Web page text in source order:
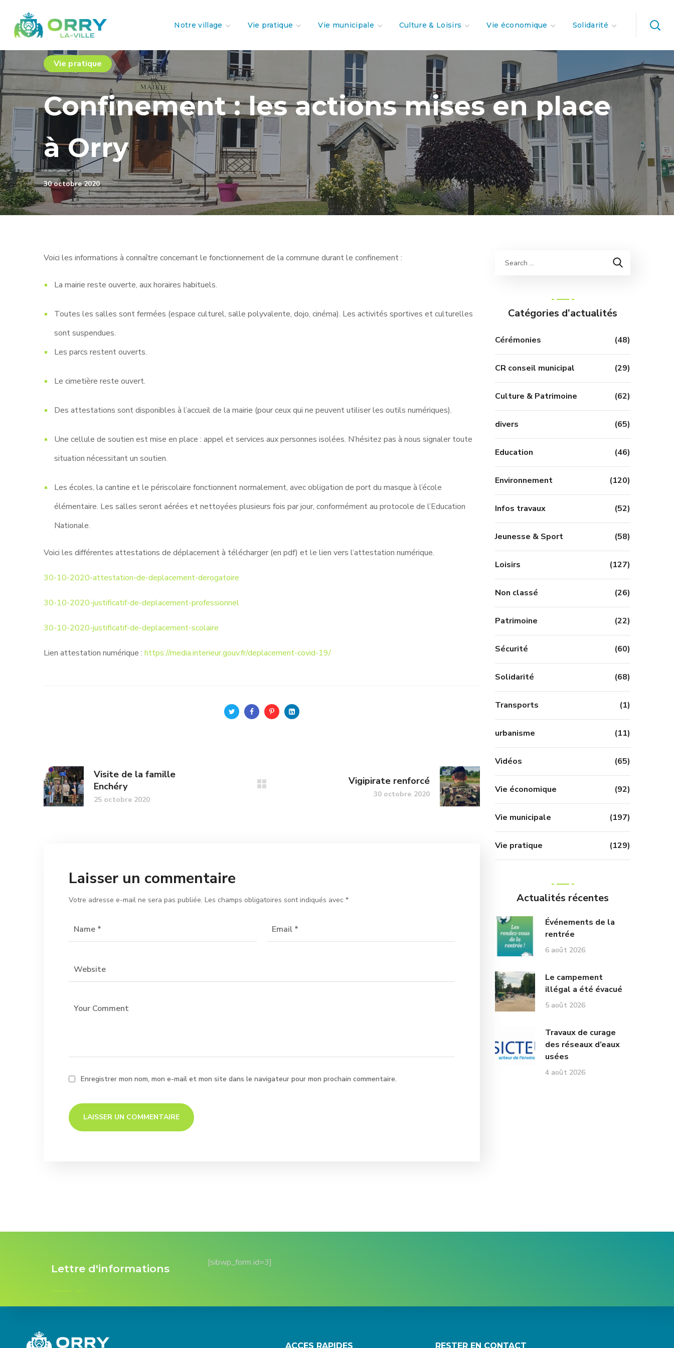
Notre village Vie pratique Vie municipale Culture & Loisirs Vie économique Solidarité
Vie pratique
Confinement : les actions mises en place
à Orry
30 octobre 2020
Voici les informations à connaître concernant le fonctionnement de la commune durant le confinement :
La mairie reste ouverte, aux horaires habituels.
Toutes les salles sont fermées (espace culturel, salle polyvalente, dojo, cinéma). Les activités sportives et culturelles
sont suspendues.
Les parcs restent ouverts.
Le cimetière reste ouvert.
Des attestations sont disponibles à l’accueil de la mairie (pour ceux qui ne peuvent utiliser les outils numériques).
Une cellule de soutien est mise en place : appel et services aux personnes isolées. N’hésitez pas à nous signaler toute
situation nécessitant un soutien.
Les écoles, la cantine et le périscolaire fonctionnent normalement, avec obligation de port du masque à l’école
élémentaire. Les salles seront aérées et nettoyées plusieurs fois par jour, conformément au protocole de l’Education
Nationale.
Voici les différentes attestations de déplacement à télécharger (en pdf) et le lien vers l’attestation numérique.
30-10-2020-attestation-de-deplacement-derogatoire
30-10-2020-justificatif-de-deplacement-professionnel
30-10-2020-justificatif-de-deplacement-scolaire
Lien attestation numérique : https://media.interieur.gouv.fr/deplacement-covid-19/
Visite de la famille
Enchéry
25 octobre 2020
Vigipirate renforcé
30 octobre 2020
Laisser un commentaire
Votre adresse e-mail ne sera pas publiée. Les champs obligatoires sont indiqués avec *
Enregistrer mon nom, mon e-mail et mon site dans le navigateur pour mon prochain commentaire.
Catégories d’actualités
Cérémonies (48)
CR conseil municipal (29)
Culture & Patrimoine (62)
divers (65)
Education (46)
Environnement (120)
Infos travaux (52)
Jeunesse & Sport (58)
Loisirs (127)
Non classé (26)
Patrimoine (22)
Sécurité (60)
Solidarité (68)
Transports (1)
urbanisme (11)
Vidéos (65)
Vie économique (92)
Vie municipale (197)
Vie pratique (129)
Actualités récentes
Événements de la
rentrée
6 août 2026
Le campement
illégal a été évacué
5 août 2026
Travaux de curage
des réseaux d’eaux
usées
4 août 2026
Lettre d'informations [sibwp_form id=3]
ACCES RAPIDES RESTER EN CONTACT